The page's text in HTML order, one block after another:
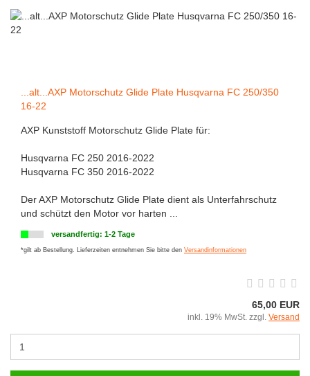
...alt...AXP Motorschutz Glide Plate Husqvarna FC 250/350
16-22
AXP Kunststoff Motorschutz Glide Plate für:
Husqvarna FC 250 2016-2022
Husqvarna FC 350 2016-2022
Der AXP Motorschutz Glide Plate dient als Unterfahrschutz
und schützt den Motor vor harten ...
versandfertig: 1-2 Tage
*gilt ab Bestellung. Lieferzeiten entnehmen Sie bitte den Versandinformationen
65,00 EUR
inkl. 19% MwSt. zzgl. Versand